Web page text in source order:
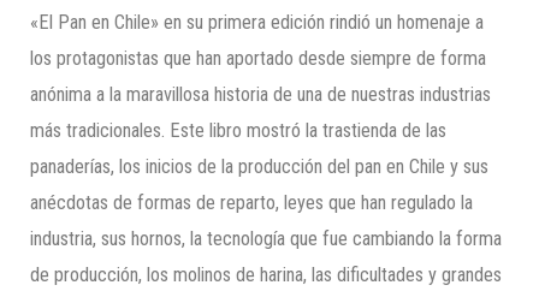
«El Pan en Chile» en su primera edición rindió un homenaje a
los protagonistas que han aportado desde siempre de forma
anónima a la maravillosa historia de una de nuestras industrias
más tradicionales. Este libro mostró la trastienda de las
panaderías, los inicios de la producción del pan en Chile y sus
anécdotas de formas de reparto, leyes que han regulado la
industria, sus hornos, la tecnología que fue cambiando la forma
de producción, los molinos de harina, las dificultades y grandes